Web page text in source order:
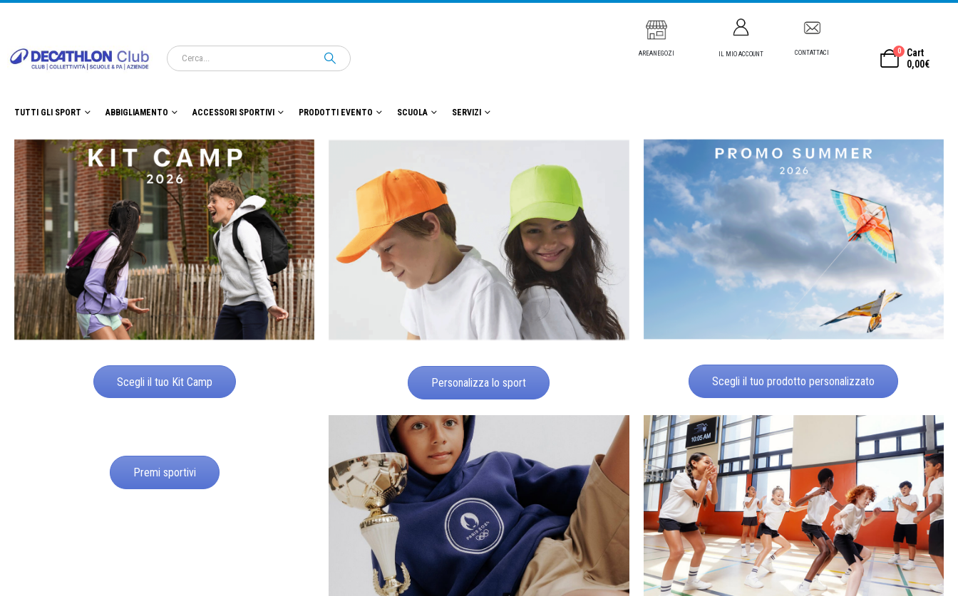
AREANEGOZI IL MIO ACCOUNT CONTATTACI 0
Cart
0,00€
TUTTI GLI SPORT ABBIGLIAMENTO ACCESSORI SPORTIVI PRODOTTI EVENTO SCUOLA SERVIZI
Scegli il tuo Kit Camp Personalizza lo sport Scegli il tuo prodotto personalizzato
Premi sportivi